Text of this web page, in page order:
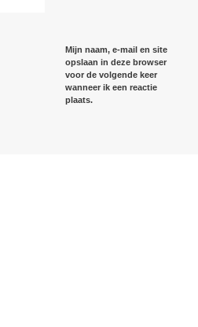
Mijn naam, e-mail en site
opslaan in deze browser
voor de volgende keer
wanneer ik een reactie
plaats.